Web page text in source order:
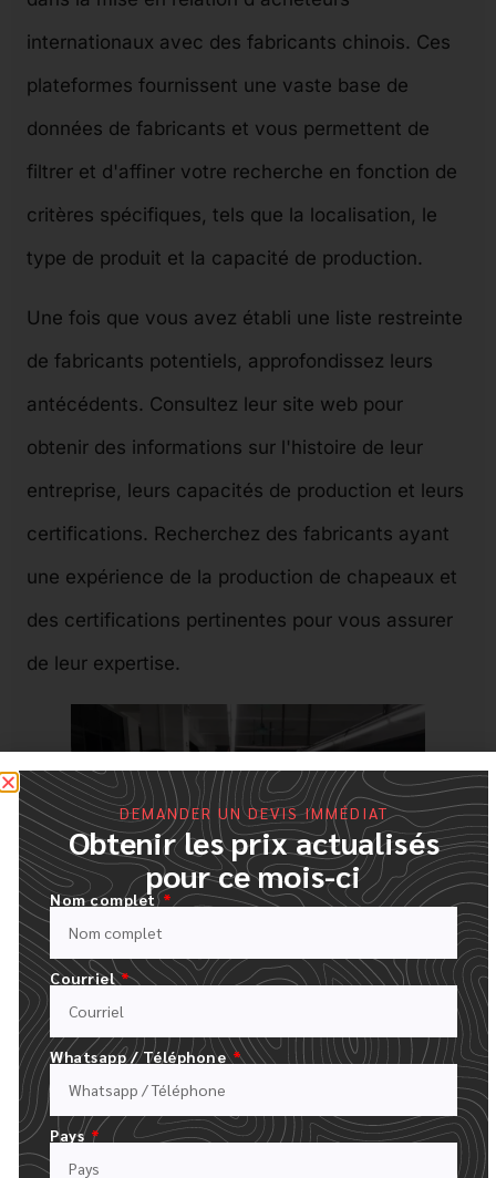
internationaux avec des fabricants chinois. Ces
plateformes fournissent une vaste base de
données de fabricants et vous permettent de
filtrer et d'affiner votre recherche en fonction de
critères spécifiques, tels que la localisation, le
type de produit et la capacité de production.
Une fois que vous avez établi une liste restreinte
de fabricants potentiels, approfondissez leurs
antécédents. Consultez leur site web pour
obtenir des informations sur l'histoire de leur
entreprise, leurs capacités de production et leurs
certifications. Recherchez des fabricants ayant
une expérience de la production de chapeaux et
des certifications pertinentes pour vous assurer
de leur expertise.
Il est également essentiel de communiquer
directement avec les fabricants. Contactez-les
par courrier électronique ou par téléphone et
posez-leur des questions détaillées sur leurs
DEMANDER UN DEVIS IMMÉDIAT
Obtenir les prix actualisés
pour ce mois-ci
Nom complet
Courriel
Whatsapp / Téléphone
Pays